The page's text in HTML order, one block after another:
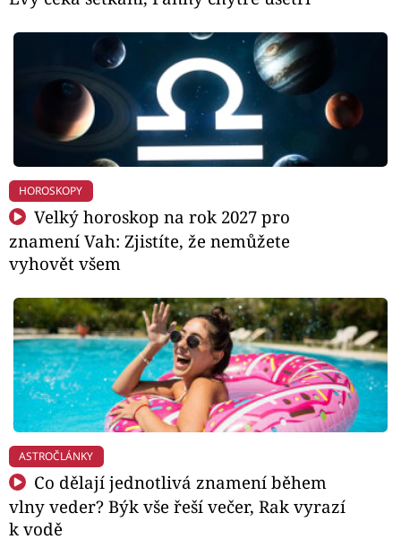
HOROSKOPY
Velký horoskop na rok 2027 pro
znamení Vah: Zjistíte, že nemůžete
vyhovět všem
ASTROČLÁNKY
Co dělají jednotlivá znamení během
vlny veder? Býk vše řeší večer, Rak vyrazí
k vodě